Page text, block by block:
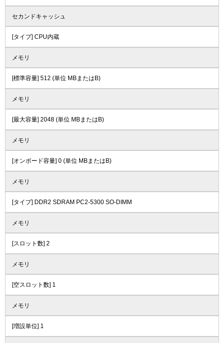
セカンドキャッシュ
[タイプ] CPU内蔵
メモリ
[標準容量] 512 (単位 MBまたはB)
メモリ
[最大容量] 2048 (単位 MBまたはB)
メモリ
[オンボード容量] 0 (単位 MBまたはB)
メモリ
[タイプ] DDR2 SDRAM PC2-5300 SO-DIMM
メモリ
[スロット数] 2
メモリ
[空スロット数] 1
メモリ
[増設単位] 1